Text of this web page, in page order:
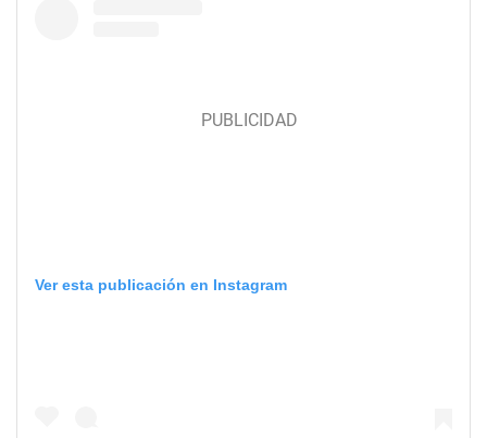
Ver esta publicación en Instagram